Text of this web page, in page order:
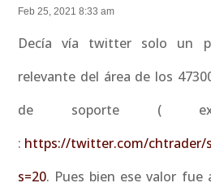
Feb 25, 2021 8:33 am
Decía vía twitter solo un
relevante del área de los
de soporte (
: https://twitter.com/chtrader/
s=20. Pues bien ese valor fue